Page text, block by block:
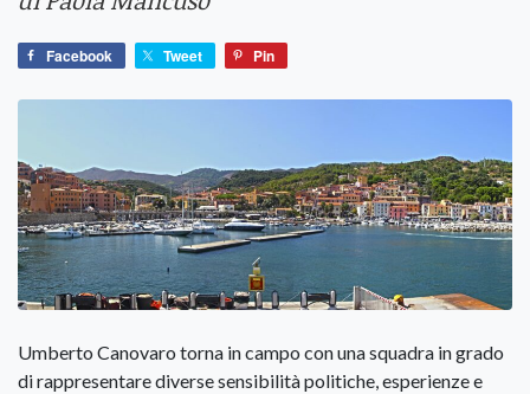
Facebook Tweet Pin
Umberto Canovaro torna in campo con una squadra in grado
di rappresentare diverse sensibilità politiche, esperienze e